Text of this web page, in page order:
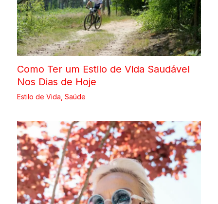
Como Ter um Estilo de Vida Saudável
Nos Dias de Hoje
Estilo de Vida Saúde